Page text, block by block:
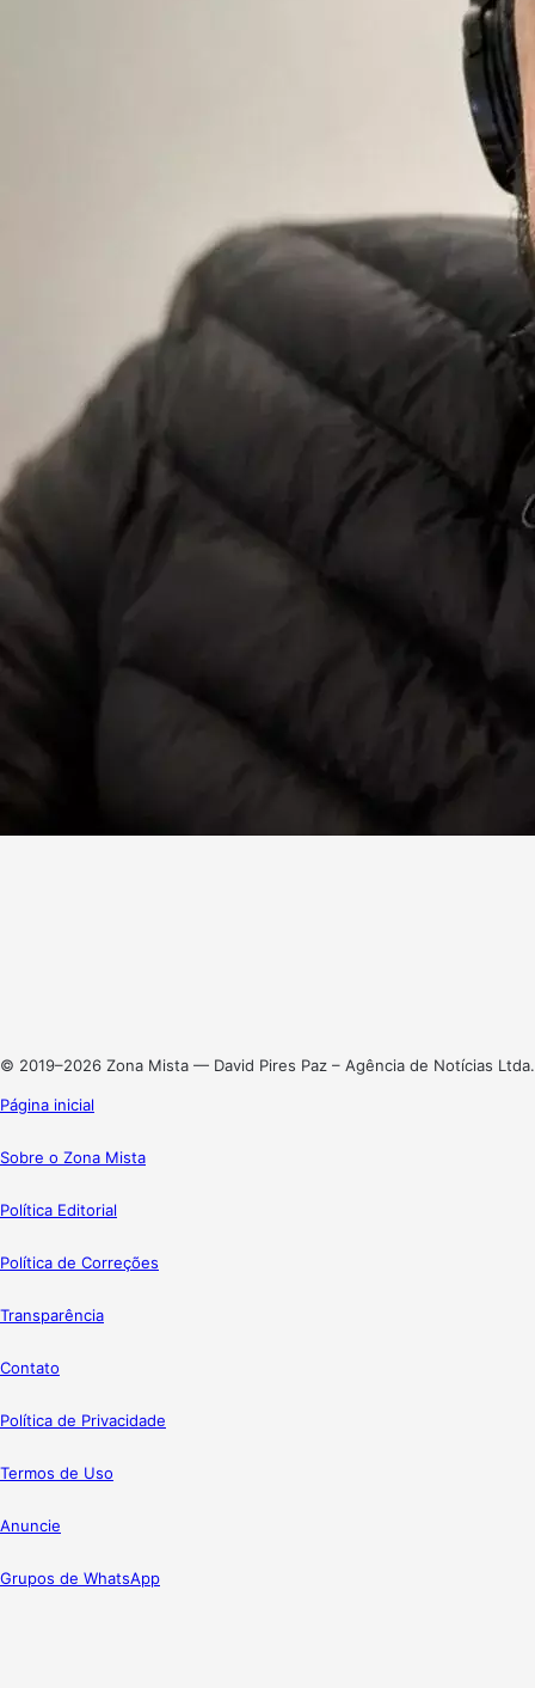
© 2019–2026 Zona Mista — David Pires Paz – Agência de Notícias Ltda.
Página inicial
Sobre o Zona Mista
Política Editorial
Política de Correções
Transparência
Contato
Política de Privacidade
Termos de Uso
Anuncie
Grupos de WhatsApp